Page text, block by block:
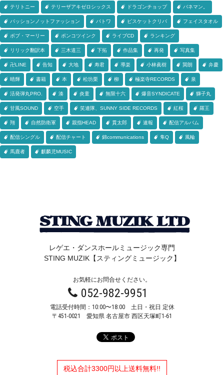
テリトニー テリーザアキゼロシックス ドラゴンチョップ バネマン。
パッションノットファッション パトワ ビスケットクリバ フェイスタオル
ボブ・マーリー ポンコツインク ライブCD ランキング
リリック翻訳本 三木道三 下拓 作品集 再発 写真集
卍LINE 告知 大地 寿君 導楽 小林眞樹 巽朗 弁慶
晴輝 書籍 本 松坊栗 柳 極楽寺RECORDS 泉
活発弾丸PRO. 湊 炎童 無限十六 爆音SYNDICATE 獅子丸
甘風SOUND 空手 笑連隊、SUNNY SIDE RECORDS 紅桜 羅王
翔 自然防衛軍 親指HEAD 貫太郎 速報 配信アルバム
配信シングル 配信チャート 錦communications 隼Q 風輪
馬鹿者 麒麟児MUSIC
レゲエ・ダンスホールミュージック専門
STING MUZIK【スティングミュージック】
お気軽にお問合せください。
052-982-9951
電話受付時間：10:00〜18:00 土日・祝日 定休
〒451-0021 愛知県 名古屋市 西区天塚町1-61
税込合計3300円以上送料無料!!